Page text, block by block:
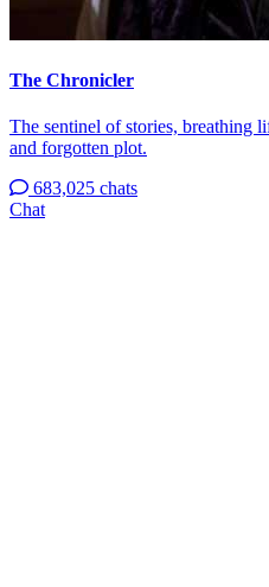
The Chronicler
The sentinel of stories, breathing
and forgotten plot.
683,025 chats
Chat